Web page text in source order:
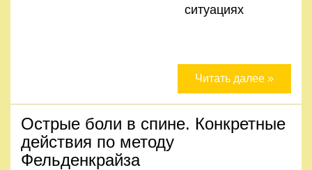
ситуациях
Читать далее »
Острые боли в спине. Конкретные
действия по методу
Фельденкрайза